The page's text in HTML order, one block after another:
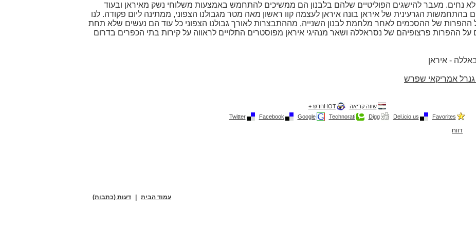
נחים. מעבר להישגים הפוליטיים שלהם בלבנון הם ממשיכים להתחמש באמצעות משלוחי נשק מאיראן ובעוד
בהתחמשות הגרעינית של איראן בונה איראן לעצמה קוו ראשון מאה מטר מגבולנו הצפוני, ממתינה ליום פקודה. לנו
ההפרות של ההסכמים לאחר מלחמת לבנון השנייה, מההתבצרות לאורך גבולנו הצפוני כל עוד הם נעשים שלא תחת
ההפרות פרצופיהם של נסראללה ושאר מנהיגי איראן מפוסטרים התלויים לראווה על קירות בתי הכפרים בדרום
גנרל אמריקאי שפרש
שווה קריאה
HOTחדש +
Favorites
Del.icio.us
Digg
Technorati
Google
Facebook
Twitter
דווח
עמוד הבית דעות (כתבות)